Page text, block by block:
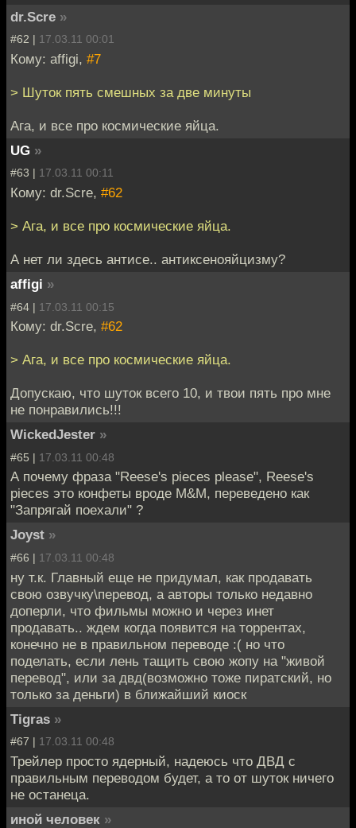
dr.Scre »
#62 | 17.03.11 00:01
Кому: affigi, #7
> Шуток пять смешных за две минуты
Ага, и все про космические яйца.
UG »
#63 | 17.03.11 00:11
Кому: dr.Scre, #62
> Ага, и все про космические яйца.
А нет ли здесь антисе.. антиксенояйцизму?
affigi »
#64 | 17.03.11 00:15
Кому: dr.Scre, #62
> Ага, и все про космические яйца.
Допускаю, что шуток всего 10, и твои пять про мне
не понравились!!!
WickedJester »
#65 | 17.03.11 00:48
А почему фразa "Reese's pieces please", Reese's
pieces это конфеты вроде М&М, переведено как
"Запрягай поехали" ?
Joyst »
#66 | 17.03.11 00:48
ну т.к. Главный еще не придумал, как продавать
свою озвучку\перевод, а авторы только недавно
доперли, что фильмы можно и через инет
продавать.. ждем когда появится на торрентах,
конечно не в правильном переводе :( но что
поделать, если лень тащить свою жопу на "живой
перевод", или за двд(возможно тоже пиратский, но
только за деньги) в ближайший киоск
Tigras »
#67 | 17.03.11 00:48
Трейлер просто ядерный, надеюсь что ДВД с
правильным переводом будет, а то от шуток ничего
не останеца.
иной человек »